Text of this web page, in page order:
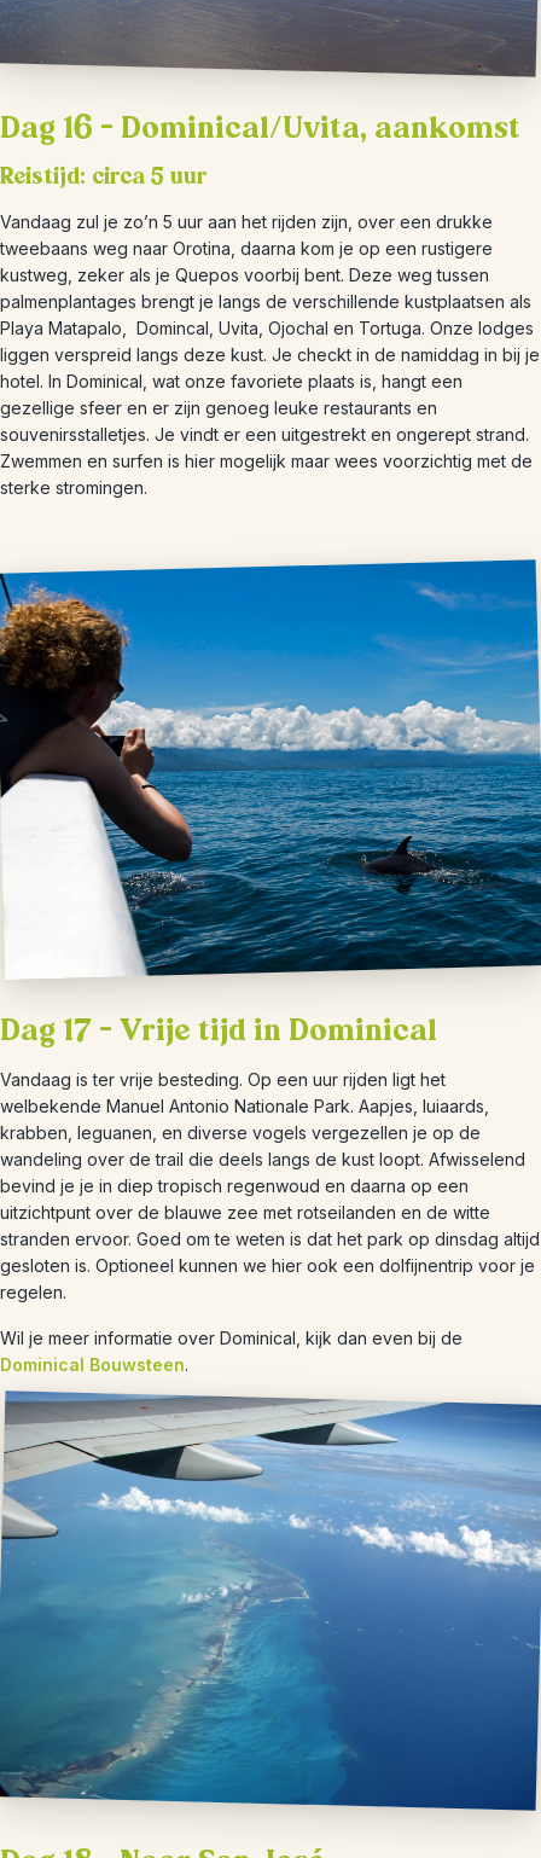
Dag 16 – Dominical/Uvita, aankomst
Reistijd: circa 5 uur
Vandaag zul je zo’n 5 uur aan het rijden zijn, over een drukke
tweebaans weg naar Orotina, daarna kom je op een rustigere
kustweg, zeker als je Quepos voorbij bent. Deze weg tussen
palmenplantages brengt je langs de verschillende kustplaatsen als
Playa Matapalo, Domincal, Uvita, Ojochal en Tortuga. Onze lodges
liggen verspreid langs deze kust. Je checkt in de namiddag in bij je
hotel. In Dominical, wat onze favoriete plaats is, hangt een
gezellige sfeer en er zijn genoeg leuke restaurants en
souvenirsstalletjes. Je vindt er een uitgestrekt en ongerept strand.
Zwemmen en surfen is hier mogelijk maar wees voorzichtig met de
sterke stromingen.
Dag 17 – Vrije tijd in Dominical
Vandaag is ter vrije besteding. Op een uur rijden ligt het
welbekende Manuel Antonio Nationale Park. Aapjes, luiaards,
krabben, leguanen, en diverse vogels vergezellen je op de
wandeling over de trail die deels langs de kust loopt. Afwisselend
bevind je je in diep tropisch regenwoud en daarna op een
uitzichtpunt over de blauwe zee met rotseilanden en de witte
stranden ervoor. Goed om te weten is dat het park op dinsdag altijd
gesloten is. Optioneel kunnen we hier ook een dolfijnentrip voor je
regelen.
Wil je meer informatie over Dominical, kijk dan even bij de
Dominical Bouwsteen.